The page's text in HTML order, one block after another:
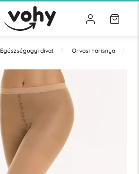
Egészségügyi divat Orvosi harisnya